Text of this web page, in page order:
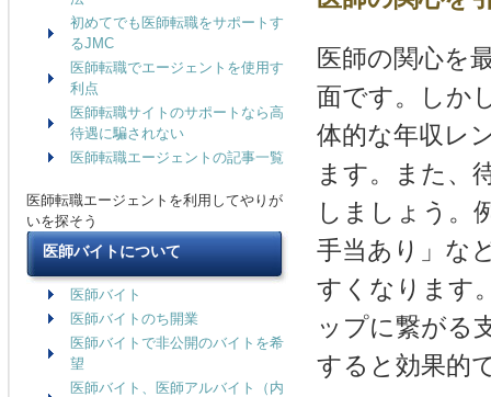
初めてでも医師転職をサポートす
るJMC
医師転職でエージェントを使用す
利点
医師転職サイトのサポートなら高
待遇に騙されない
医師転職エージェントの記事一覧
医師転職エージェントを利用してやりが
いを探そう
医師バイトについて
医師バイト
医師バイトのち開業
医師バイトで非公開のバイトを希
望
医師バイト、医師アルバイト（内
医師の関心を
面です。しか
体的な年収レ
ます。また、
しましょう。
手当あり」な
すくなります
ップに繋がる
すると効果的